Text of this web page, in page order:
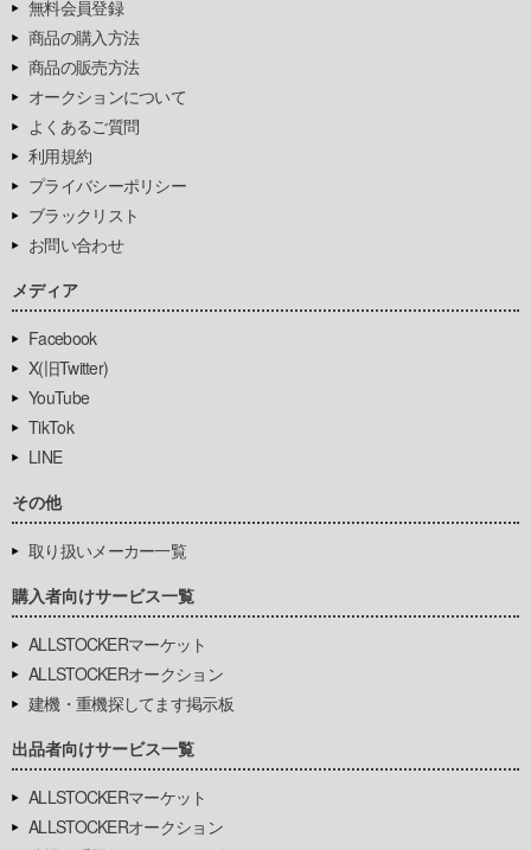
無料会員登録
商品の購入方法
商品の販売方法
オークションについて
よくあるご質問
利用規約
プライバシーポリシー
ブラックリスト
お問い合わせ
メディア
Facebook
X(旧Twitter)
YouTube
TikTok
LINE
その他
取り扱いメーカー一覧
購入者向けサービス一覧
ALLSTOCKERマーケット
ALLSTOCKERオークション
建機・重機探してます掲示板
出品者向けサービス一覧
ALLSTOCKERマーケット
ALLSTOCKERオークション